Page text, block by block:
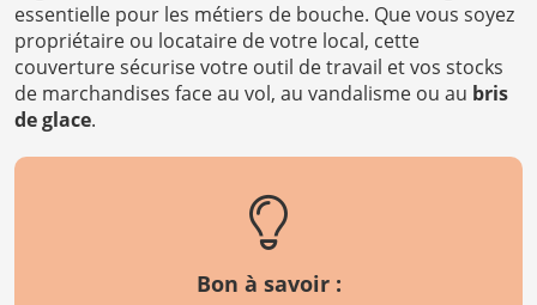
essentielle pour les métiers de bouche. Que vous soyez
propriétaire ou locataire de votre local, cette
couverture sécurise votre outil de travail et vos stocks
de marchandises face au vol, au vandalisme ou au bris
de glace.
Bon à savoir :